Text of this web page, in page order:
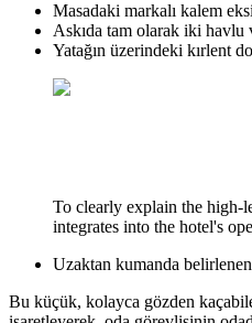
Masadaki markalı kalem
Askıda tam olarak iki havlu
Yatağın üzerindeki kırlent
To clearly explain the high-
integrates into the hotel's
Uzaktan kumanda
Bu küçük, kolayca gözden